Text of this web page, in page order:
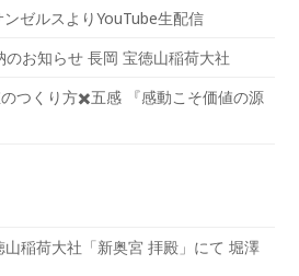
ゼルスよりYouTube生配信
お知らせ 長岡 宝徳山稲荷大社
つくり方✖️五感 『感動こそ価値の源
稲荷大社「新奥宮 拝殿」にて 堀澤